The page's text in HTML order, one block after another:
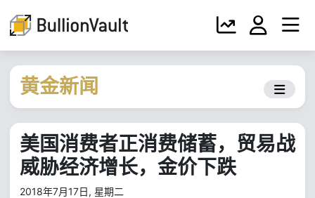
黄金新闻
美国消费者正消费储蓄，贸易战
威胁经济增长，金价下跌
2018年7月17日, 星期二